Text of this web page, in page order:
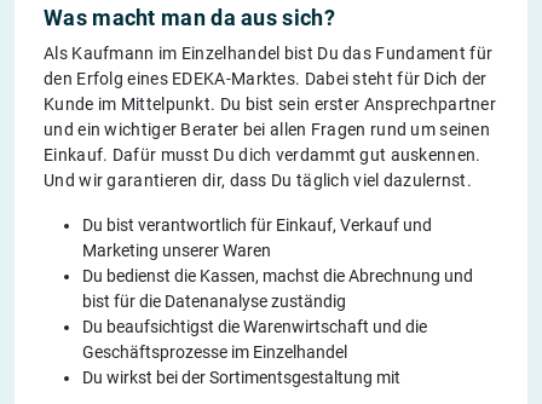
Was macht man da aus sich?
Als Kaufmann im Einzelhandel bist Du das Fundament für
den Erfolg eines EDEKA-Marktes. Dabei steht für Dich der
Kunde im Mittelpunkt. Du bist sein erster Ansprechpartner
und ein wichtiger Berater bei allen Fragen rund um seinen
Einkauf. Dafür musst Du dich verdammt gut auskennen.
Und wir garantieren dir, dass Du täglich viel dazulernst.
Du bist verantwortlich für Einkauf, Verkauf und
Marketing unserer Waren
Du bedienst die Kassen, machst die Abrechnung und
bist für die Datenanalyse zuständig
Du beaufsichtigst die Warenwirtschaft und die
Geschäftsprozesse im Einzelhandel
Du wirkst bei der Sortimentsgestaltung mit